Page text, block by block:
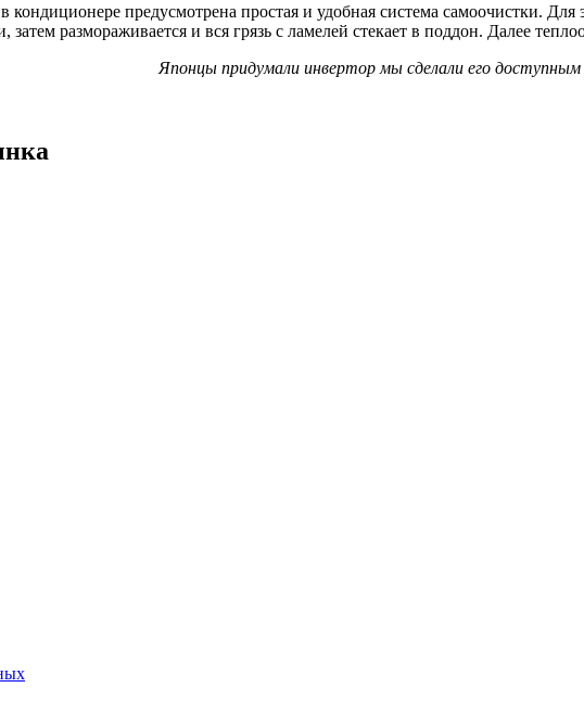
предусмотрена простая и удобная система самоочистки.
размораживается и вся грязь с ламелей стекает в поддон. Далее
Японцы придумали инвертор мы сделали его доступным